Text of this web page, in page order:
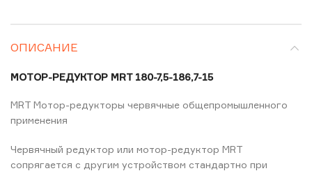
ОПИСАНИЕ
МОТОР-РЕДУКТОР MRT 180-7,5-186,7-15
MRT Мотор-редукторы червячные общепромышленного
применения
Червячный редуктор или мотор-редуктор MRT
сопрягается с другим устройством стандартно при